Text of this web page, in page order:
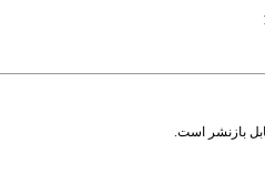
بازنشر است.